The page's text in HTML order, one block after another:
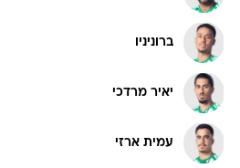
ברוניניו
יאיר מרדכי
עמית ארזי